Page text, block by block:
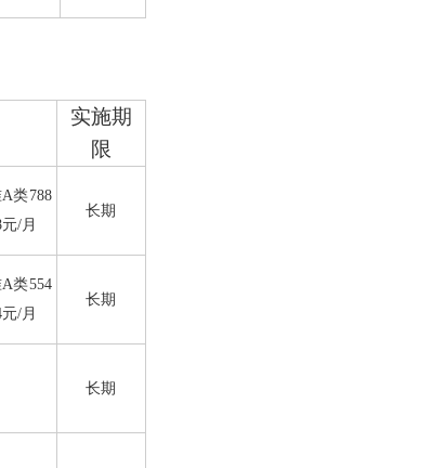
实施期
限
A类788
元/月
长期
A类554
元/月
长期
长期